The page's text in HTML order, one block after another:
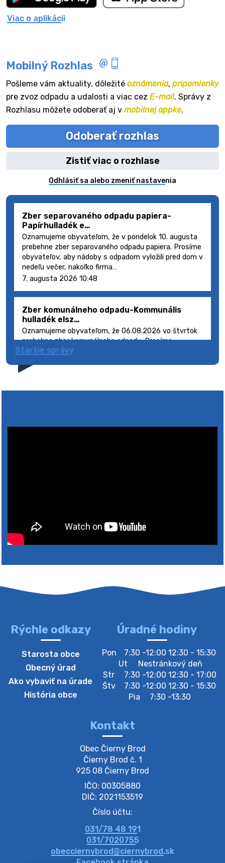
Viac o aplikácii
Mobilný Rozhlas
Pošleme vám aktuality, dôležité oznámenia, pripomienky
pre zvoz odpadu a udalosti a viac cez E-mail. Správy z
Rozhlasu môžete odoberať aj v mobilnej appke.
Odoberať rozhlas
Zistiť viac o rozhlase
Odhlásiť sa alebo zmeniť nastavenia
Zber separovaného odpadu papiera-
Papírhulladék e…
Oznamujeme obyvateľom, že v pondelok 10. augusta
prebehne zber separovaného odpadu papiera. Prosíme
obyvateľov, aby nádoby s odpadom vyložili pred dom v
nedeľu večer, nakoľko firma…
7. augusta 2026 10:48
Zber komunálneho odpadu-Kommunális
hulladék elsz…
Oznamujeme obyvateľom, že 06.08.2026 vo štvrtok
prebehne zber komunálneho odpadu. Prosíme
obyvateľov, aby smetné nádoby s odpadom vyložili
5. augusta 2026 08:41
4. augusta 2026 10:05
Zberný dvor-Gyűjtőudvar
Oznamujeme obyvateľom, že v stredu 05. augusta
bude zberný dvor zatvorený. Értesítjük a lakosokat,
hogy szerdán augusztus 05-én a gyűjtőudvar zárva
lesz https://ciernybrod.sk?p=214…
Zber separovaného odpadu plastu-
Szeparált műanya…
Oznamujeme obyvateľom, že v stredu 05. augusta
prebehne zber separovaného odpadu plastu. Prosíme
obyvateľov, aby vrecia s odpadom vyložili pred dom už
večer vopred, nakoľko firma F…
4. augusta 2026 09:51
Oznámenie o plánovanom prerušení dodávky
elektri…
Oznamujeme Vám, že v určitých dňoch bude v
Staršie správy
Rýchle odkazy
Starosta obce
Obecný úrad
Ako vybaviť na úrade
História obce
Úradné hodiny
Pon
7:30 -12:00 12:30 - 15:30
Ut
Nestránkový deň
Str
7:30 -12:00 12:30 - 17:00
Štv
7:30 -12:00 12:30 - 15:30
Pia
7:30 -13:30
Kontakt
Obec Čierny Brod
Čierny Brod č. 1
925 08 Čierny Brod
IČO: 00305880
DIČ: 2021153519
Číslo účtu:
031/78 48 191
031/7020755
obecciernybrod@ciernybrod.sk